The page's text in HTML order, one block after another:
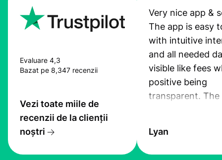
Evaluare 4,3
Bazat pe 8,347 recenzii
Vezi toate miile de
recenzii de la clienții
noștri
Very nice app &
The app is easy
with intuitive
and all needed
visible like fees
positive being
transparent. The
the exchange
Lyan